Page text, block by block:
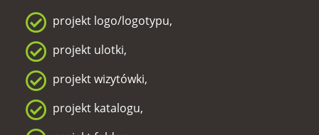
projekt logo/logotypu,
projekt ulotki,
projekt wizytówki,
projekt katalogu,